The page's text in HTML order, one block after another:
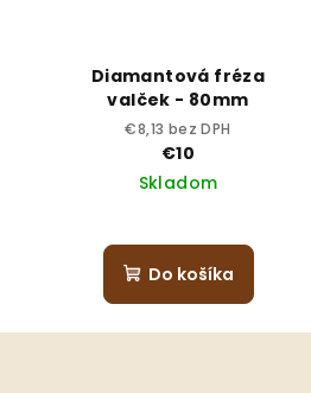
Diamantová fréza
valček - 80mm
€8,13 bez DPH
€10
Skladom
Do košíka